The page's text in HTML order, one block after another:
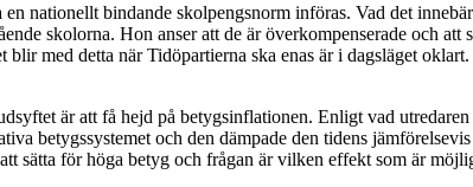
nationellt bindande skolpengsnorm införas. Vad det
skolorna. Hon anser att de är överkompenserade och
med detta när Tidöpartierna ska enas är i dagsläget
är att få hejd på betygsinflationen. Enligt vad
betygssystemet och den dämpade den tidens
sätta för höga betyg och frågan är vilken effekt som är